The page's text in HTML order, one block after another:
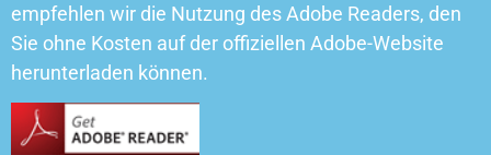
empfehlen wir die Nutzung des Adobe Readers, den
Sie ohne Kosten auf der offiziellen Adobe-Website
herunterladen können.